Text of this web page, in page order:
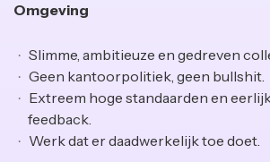
Omgeving
Slimme, ambitieuze en gedreven
Geen kantoorpolitiek, geen bullshit.
Extreem hoge standaarden en
feedback.
Werk dat er daadwerkelijk toe doet.